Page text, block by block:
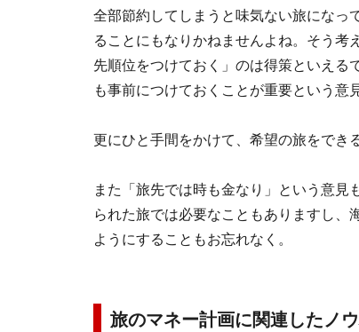
全部節約してしまうと味気ない旅になっ
ることにもなりかねませんよね。そう考
先順位をつけておく」のは得策といえる
も事前につけておくことが重要という意
更にひと手間をかけて、希望の旅をでき
また「旅先では時も金なり」という意見
られた旅では必要なこともありますし、
ようにすることもお忘れなく。
旅のマネー計画に関連したノ